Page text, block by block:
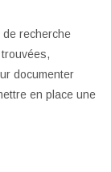
de recherche
documenter
en place une